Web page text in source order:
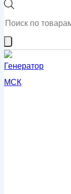
Поиск
товаров